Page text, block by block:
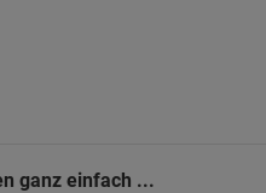
ganz einfach ...